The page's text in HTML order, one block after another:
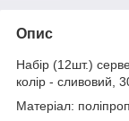
Опис
Набір (12шт.)
колір - сливовий,
Матеріал: